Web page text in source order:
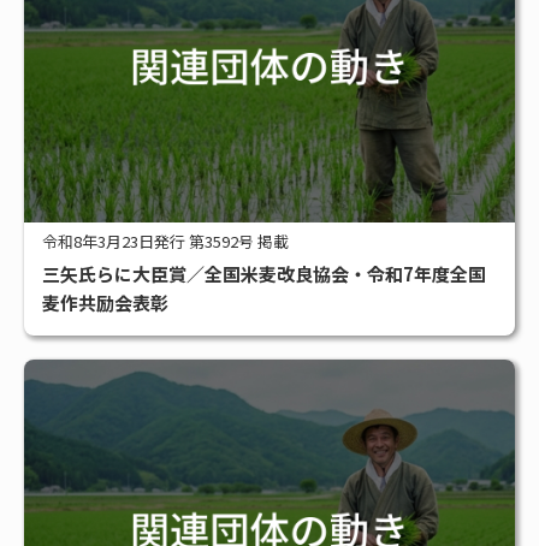
令和8年3月23日発行 第3592号 掲載
三矢氏らに大臣賞／全国米麦改良協会・令和7年度全国
麦作共励会表彰